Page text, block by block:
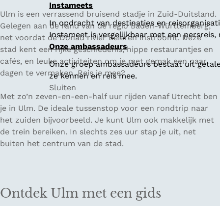
Instameets
In opdracht van destinaties en
Instameet is vergelijkbaar met een
Onze ambassadeurs
Onze groep ambassadeurs bestaat uit
ze kennen en reis mee.
Sluiten
Ulm is een verrassend bruisend stadje in Zuid-Duitsland.
Gelegen aan de rand van de regio Baden-Württemberg,
net voordat de Donau rivier Beieren instroomt. Deze
stad kent een rijke geschiedenis, hippe restaurantjes en
cafés, en leuke activiteiten om je met gemak een paar
dagen te vermaken. Reis je mee?
Met zo’n zeven-en-een-half uur rijden vanaf Utrecht ben
je in Ulm. De ideale tussenstop voor een rondtrip naar
het zuiden bijvoorbeeld. Je kunt Ulm ook makkelijk met
de trein bereiken. In slechts zes uur stap je uit, net
buiten het centrum van de stad.
Ontdek Ulm met een gids